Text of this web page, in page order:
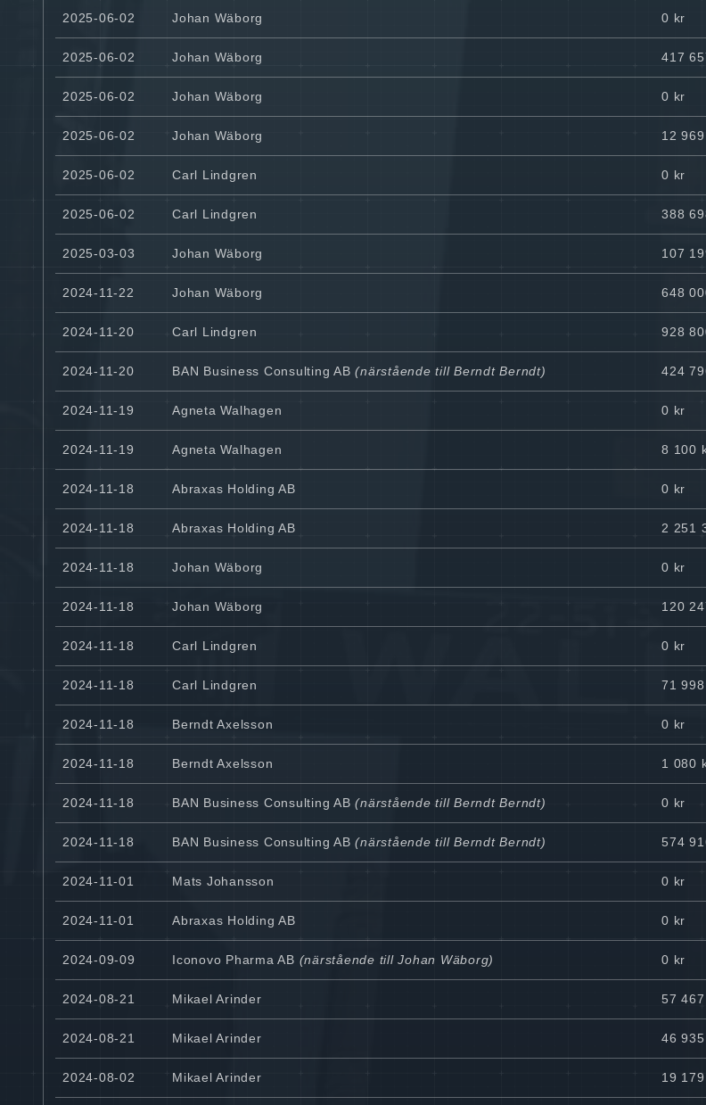
2025-06-02 Johan Wäborg 0 kr
2025-06-02 Johan Wäborg 417
2025-06-02 Johan Wäborg 0 kr
2025-06-02 Johan Wäborg 12
2025-06-02 Carl Lindgren 0 kr
2025-06-02 Carl Lindgren 388
2025-03-03 Johan Wäborg 107
2024-11-22 Johan Wäborg 648
2024-11-20 Carl Lindgren 928
2024-11-20 BAN Business Consulting AB (närstående till Berndt Berndt) 424
2024-11-19 Agneta Walhagen 0 kr
2024-11-19 Agneta Walhagen 8 100
2024-11-18 Abraxas Holding AB 0 kr
2024-11-18 Abraxas Holding AB 2 251
2024-11-18 Johan Wäborg 0 kr
2024-11-18 Johan Wäborg 120
2024-11-18 Carl Lindgren 0 kr
2024-11-18 Carl Lindgren 71
2024-11-18 Berndt Axelsson 0 kr
2024-11-18 Berndt Axelsson 1 080
2024-11-18 BAN Business Consulting AB (närstående till Berndt Berndt) 0 kr
2024-11-18 BAN Business Consulting AB (närstående till Berndt Berndt) 574
2024-11-01 Mats Johansson 0 kr
2024-11-01 Abraxas Holding AB 0 kr
2024-09-09 Iconovo Pharma AB (närstående till Johan Wäborg) 0 kr
2024-08-21 Mikael Arinder 57
2024-08-21 Mikael Arinder 46
2024-08-02 Mikael Arinder 19